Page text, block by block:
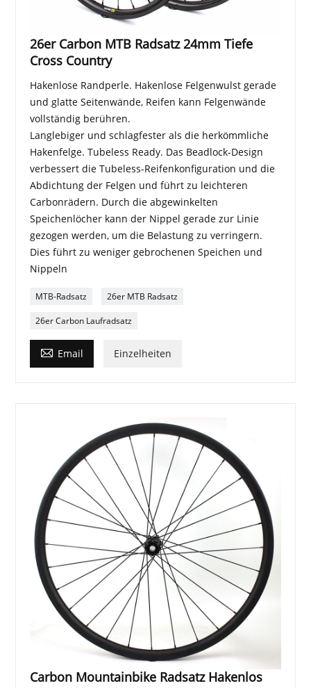
26er Carbon MTB Radsatz 24mm Tiefe
Cross Country
Hakenlose Randperle. Hakenlose Felgenwulst gerade
und glatte Seitenwände, Reifen kann Felgenwände
vollständig berühren.
Langlebiger und schlagfester als die herkömmliche
Hakenfelge. Tubeless Ready. Das Beadlock-Design
verbessert die Tubeless-Reifenkonfiguration und die
Abdichtung der Felgen und führt zu leichteren
Carbonrädern. Durch die abgewinkelten
Speichenlöcher kann der Nippel gerade zur Linie
gezogen werden, um die Belastung zu verringern.
Dies führt zu weniger gebrochenen Speichen und
Nippeln
MTB-Radsatz 26er MTB Radsatz
26er Carbon Laufradsatz
 Email Einzelheiten
Carbon Mountainbike Radsatz Hakenlos